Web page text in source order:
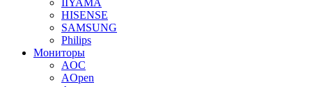
IIYAMA
HISENSE
SAMSUNG
Philips
Мониторы
AOC
AOpen